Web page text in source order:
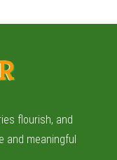
flourish, and
and meaningful